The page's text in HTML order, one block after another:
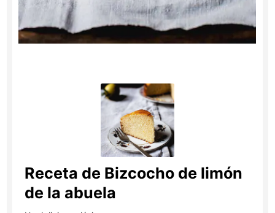
Receta de Bizcocho de limón
de la abuela